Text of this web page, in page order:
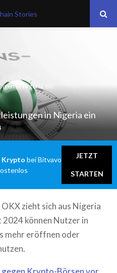
in Nigeria ein
in Nigeria ein
Krypto bei Bitvavo
JETZT
STARTEN
zieht sich aus Nigeria
2024 können Nutzer in
mehr eröffnen oder